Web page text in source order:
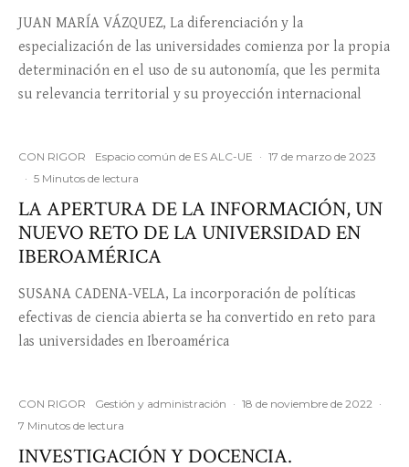
JUAN MARÍA VÁZQUEZ, La diferenciación y la
especialización de las universidades comienza por la propia
determinación en el uso de su autonomía, que les permita
su relevancia territorial y su proyección internacional
CON RIGOR Espacio común de ES ALC-UE · 17 de marzo de 2023
· 5 Minutos de lectura
LA APERTURA DE LA INFORMACIÓN, UN
NUEVO RETO DE LA UNIVERSIDAD EN
IBEROAMÉRICA
SUSANA CADENA-VELA, La incorporación de políticas
efectivas de ciencia abierta se ha convertido en reto para
las universidades en Iberoamérica
CON RIGOR Gestión y administración · 18 de noviembre de 2022 ·
7 Minutos de lectura
INVESTIGACIÓN Y DOCENCIA.